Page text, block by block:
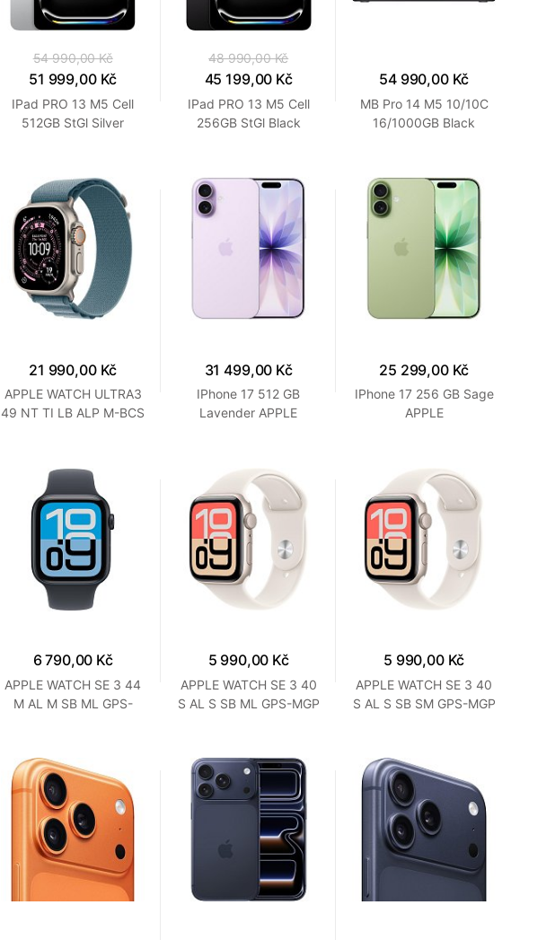
54 990,00 Kč
51 999,00 Kč
IPad PRO 13 M5 Cell
512GB StGl Silver
48 990,00 Kč
45 199,00 Kč
IPad PRO 13 M5 Cell
256GB StGl Black
54 990,00 Kč
MB Pro 14 M5 10/10C
16/1000GB Black
21 990,00 Kč
APPLE WATCH ULTRA3
49 NT TI LB ALP M-BCS
31 499,00 Kč
IPhone 17 512 GB
Lavender APPLE
25 299,00 Kč
IPhone 17 256 GB Sage
APPLE
6 790,00 Kč
APPLE WATCH SE 3 44
M AL M SB ML GPS-
5 990,00 Kč
APPLE WATCH SE 3 40
S AL S SB ML GPS-MGP
5 990,00 Kč
APPLE WATCH SE 3 40
S AL S SB SM GPS-MGP